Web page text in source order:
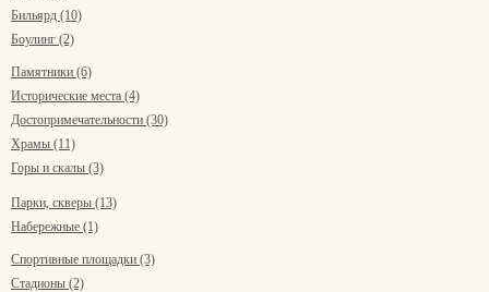
Бильярд (10)
Боулинг (2)
Памятники (6)
Исторические места (4)
Достопримечательности (30)
Храмы (11)
Горы и скалы (3)
Парки, скверы (13)
Набережные (1)
Спортивные площадки (3)
Стадионы (2)